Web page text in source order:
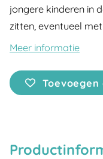
jongere kinderen in
zitten, eventueel
Meer informatie